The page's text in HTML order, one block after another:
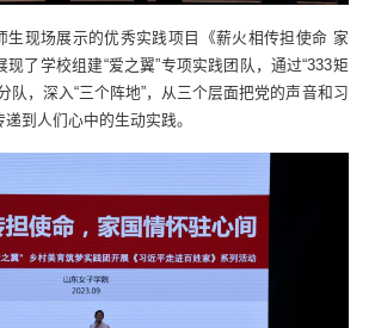
生现场展示的优秀实践项目《薪火相传担使命 家
了学校组建“爱之翼”专项实践团队，通过“333矩
队，深入“三个阵地”，从三个层面把党的声音和习
到人们心中的生动实践。